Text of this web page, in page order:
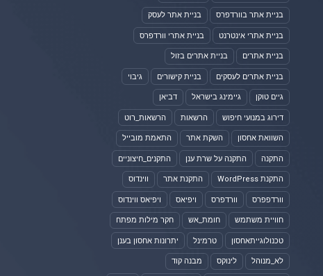
בניית אתר בוורדפרס בניית אתר לעסק
בניית אתרי אינטרנט בניית אתרי וורדפרס
בניית אתרים בניית אתרים בזול
בניית אתרים לעסקים בניית קישורים גיבוי
גיים טוקן גיימינג בישראל דביאן
דירוג במנועי חיפוש הרשאות הרשאות_רוט
השוואת אחסון השקת אתר התאמת מובייל
התקנה התקנה על שרת ענן התקנים_חיצוניים
התקנת WordPress התקנת אתר ווינדוס
וורדפפרס וורדפרס ויפיאס ויפיאס ווינדוס
חוויית משתמש חומת_אש חקר מילות מפתח
טכנולוגייתאחסון טרמינל יתרונות אחסון בענן
לא_מנוהל לינוקס מבנה קוד